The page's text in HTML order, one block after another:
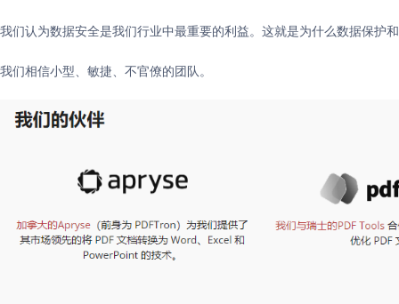
我们认为数据安全是我们行业中最重要的利益。这就是为什么数据保护
我们相信小型、敏捷、不官僚的团队。